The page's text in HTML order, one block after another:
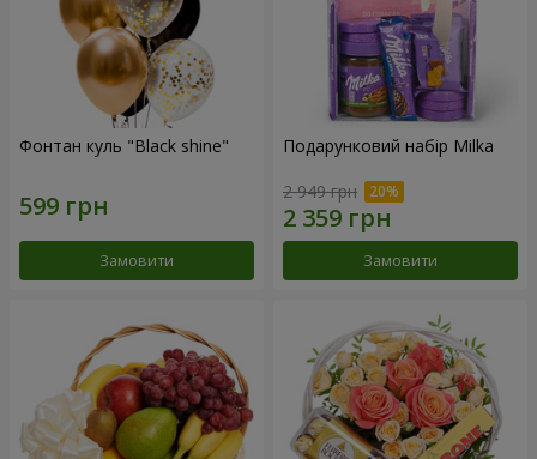
Фонтан куль "Black shine"
Замовити
Подарунковий набір Milka
2 949 грн
Замовити